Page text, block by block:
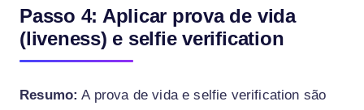
Passo 4: Aplicar prova de vida
(liveness) e selfie verification
Resumo: A prova de vida e selfie verification são